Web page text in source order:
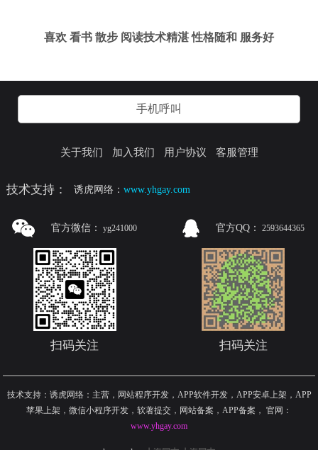
喜欢 看书 散步 阅读技术精湛 性格随和 服务好
手机呼叫
关于我们 加入我们 用户协议 客服管理
技术支持： 诱虎网络：www.yhgay.com
官方微信： yg241000
扫码关注
官方QQ： 2593644365
扫码关注
技术支持：诱虎网络：主营，网站程序开发，APP软件开发，APP安卓上架，APP
苹果上架，微信小程序开发，软著提交，网站备案，APP备案 ， 官网：
www.yhgay.com